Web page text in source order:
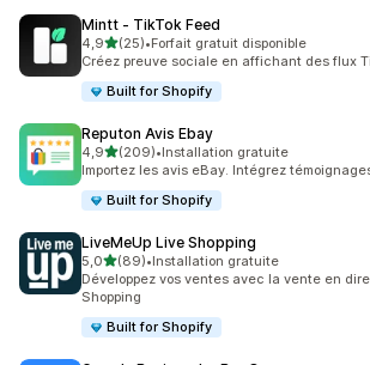
Mintt ‑ TikTok Feed
4,9étoile(s) sur 5
(25)
25 avis au total
•Forfait gratuit disponible
Créez preuve sociale en affichant des flux
Built for Shopify
Reputon Avis Ebay
4,9étoile(s) sur 5
(209)
209 avis au total
•Installation gratuite
Importez les avis eBay. Intégrez
Built for Shopify
LiveMeUp Live Shopping
5,0étoile(s) sur 5
(89)
89 avis au total
•Installation gratuite
Développez vos ventes avec la vente en
Shopping
Built for Shopify